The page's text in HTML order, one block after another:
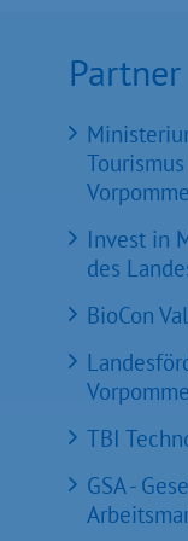
Invest in
des
BioCon
TBI
GSA -